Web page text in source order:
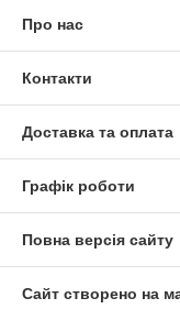
Про нас
Контакти
Доставка та оплата
Графік роботи
Повна версія сайту
Сайт створено на